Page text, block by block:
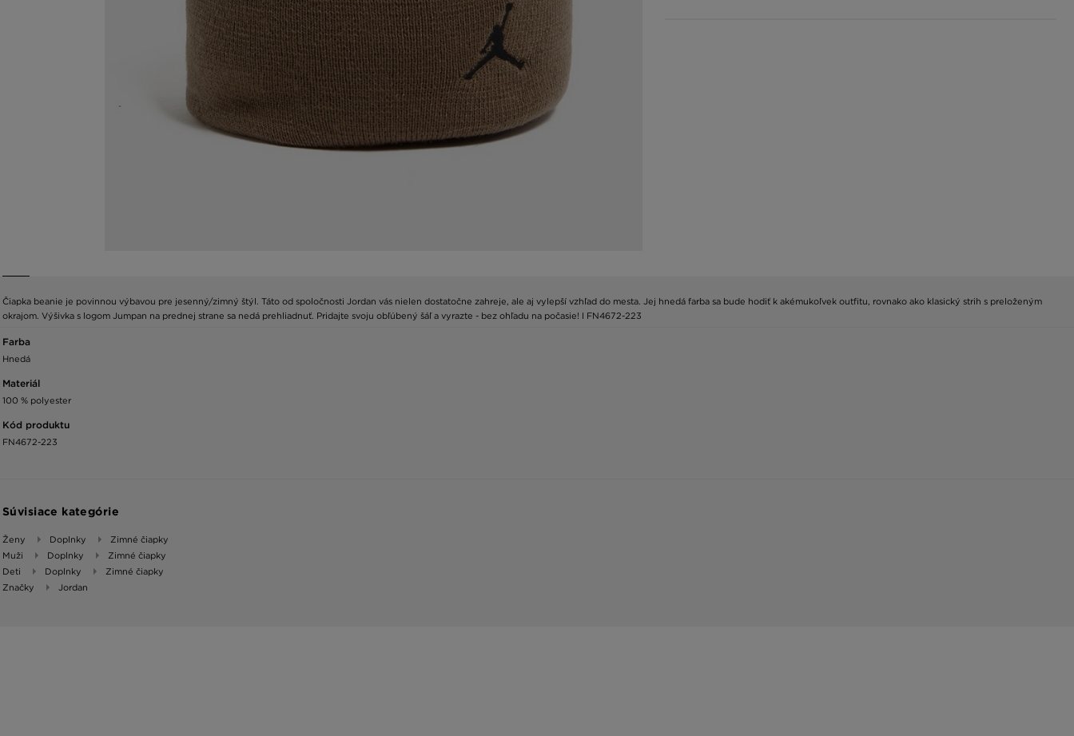
Čiapka beanie je povinnou výbavou pre jesenný/zimný štýl. Táto od spoločnosti Jordan vás nielen dostatočne zahreje, ale aj vylepší vzhľad do mesta. Jej hnedá farba sa bude hodiť k akémukoľvek outfitu, rovnako ako klasický strih s preloženým
okrajom. Výšivka s logom Jumpan na prednej strane sa nedá prehliadnuť. Pridajte svoju obľúbený šáľ a vyrazte - bez ohľadu na počasie! I FN4672-223
Farba
Hnedá
Materiál
100 % polyester
Kód produktu
FN4672-223
Súvisiace kategórie
Ženy Doplnky
Zimné čiapky
Muži
Doplnky
Zimné čiapky
Deti
Doplnky
Zimné čiapky
Značky
Jordan